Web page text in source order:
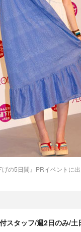
の5日間』PRイベントに
スタッフ/週2日のみ/